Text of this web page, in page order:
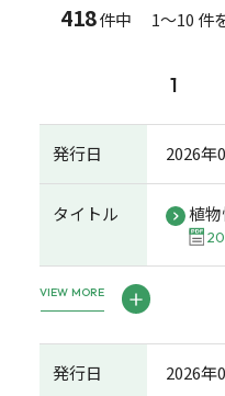
418件中 1～10 件
1
発行日 2026年
タイトル 植
VIEW MORE
発行日 2026年